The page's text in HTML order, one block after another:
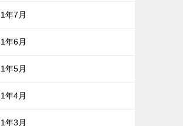
年7月
年6月
年5月
年4月
年3月